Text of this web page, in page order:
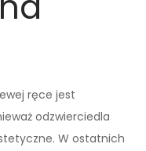
ręce jest
odzwierciedla
W ostatnich